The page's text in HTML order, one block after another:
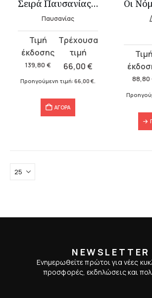
Σειρά Παυσανίας – Δεμένο (3 τόμοι)
Παυσανίας
139,80 €
Original
price
was:
139,80 €.
66,00€
τρέχουσα
τιμή
είναι:
Προηγούμενη τιμή: 66,00 €.
ΑΓΟΡΑ
88,80
Original
price
was:
88,80 €.
τιμή
είναι:
NEWSLETTER
Ενημερωθείτε πρώτοι για νέες
προσφορές, εκδηλώσεις και